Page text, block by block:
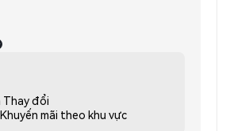
Thay đổi
Khuyến mãi theo khu vực